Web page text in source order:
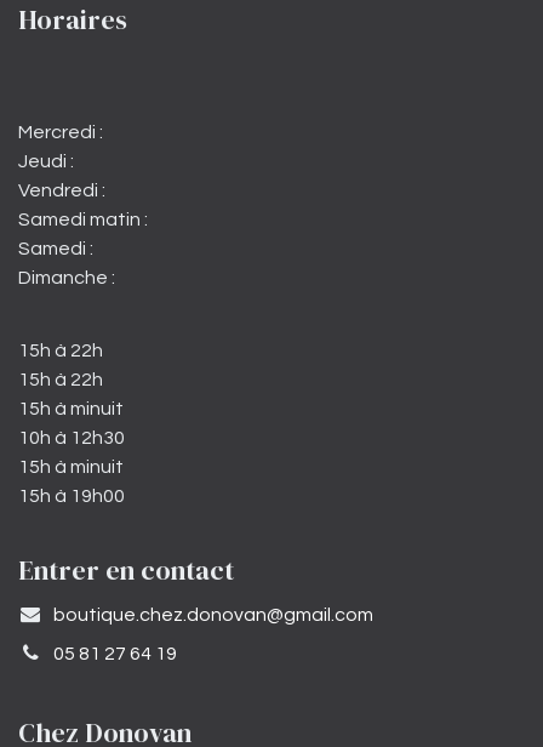
Horaires
Mercredi :
Jeudi :
Vendredi :
Samedi matin :
Samedi :
Dimanche :
15h à 22h
15h à 22h
15h à minuit
10h à 12h30
15h à minuit
15h à 19h00
Entrer en contact
​boutique.chez.donovan@gmail.com​
05 81 27 64 19
Chez Donovan